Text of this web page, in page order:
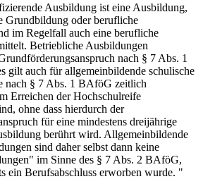
Ausbildung ist eine Ausbildung,
Grundbildung oder berufliche
im Regelfall auch eine berufliche
Betriebliche Ausbildungen
nach § 7 Abs. 1
gilt auch für allgemeinbildende schulische
nach § 7 Abs. 1 BAföG zeitlich
Erreichen der Hochschulreife
ohne dass hierdurch der
für eine mindestens dreijährige
berührt wird. Allgemeinbildende
sind daher selbst dann keine
im Sinne des § 7 Abs. 2 BAföG,
ein Berufsabschluss erworben wurde. "